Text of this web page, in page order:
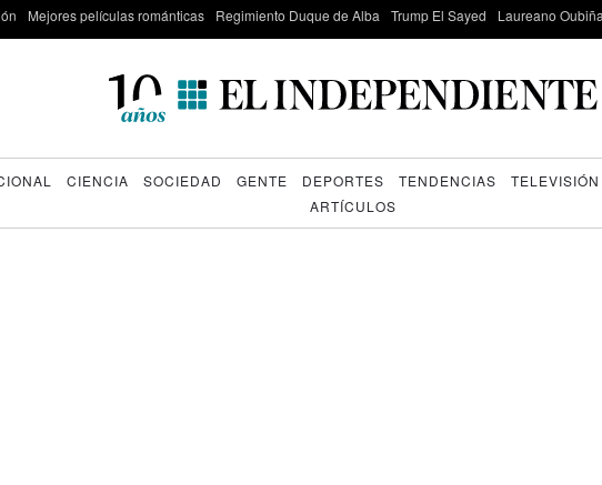
Mejores películas románticas Regimiento Duque de Alba Trump El Sayed Laureano
CIENCIA SOCIEDAD GENTE DEPORTES TENDENCIAS TELEVISIÓN
ARTÍCULOS